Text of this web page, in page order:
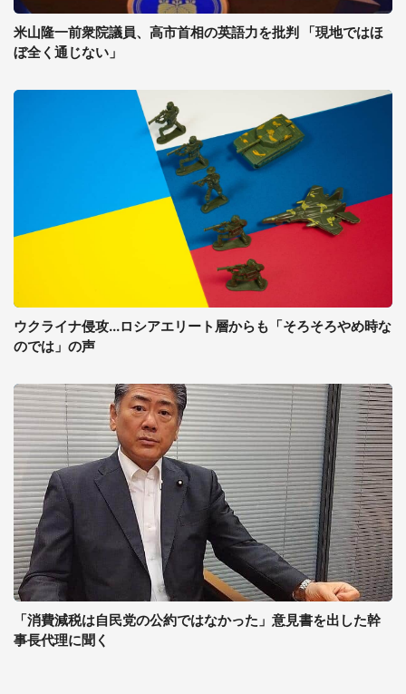
米山隆一前衆院議員、高市首相の英語力を批判 「現地ではほ
ぼ全く通じない」
ウクライナ侵攻...ロシアエリート層からも「そろそろやめ時な
のでは」の声
「消費減税は自民党の公約ではなかった」意見書を出した幹
事長代理に聞く